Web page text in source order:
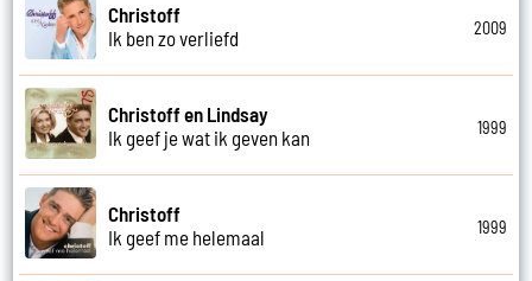
Christoff
Ik ben zo verliefd
2009
Christoff en Lindsay
Ik geef je wat ik geven kan
1999
Christoff
Ik geef me helemaal
1999